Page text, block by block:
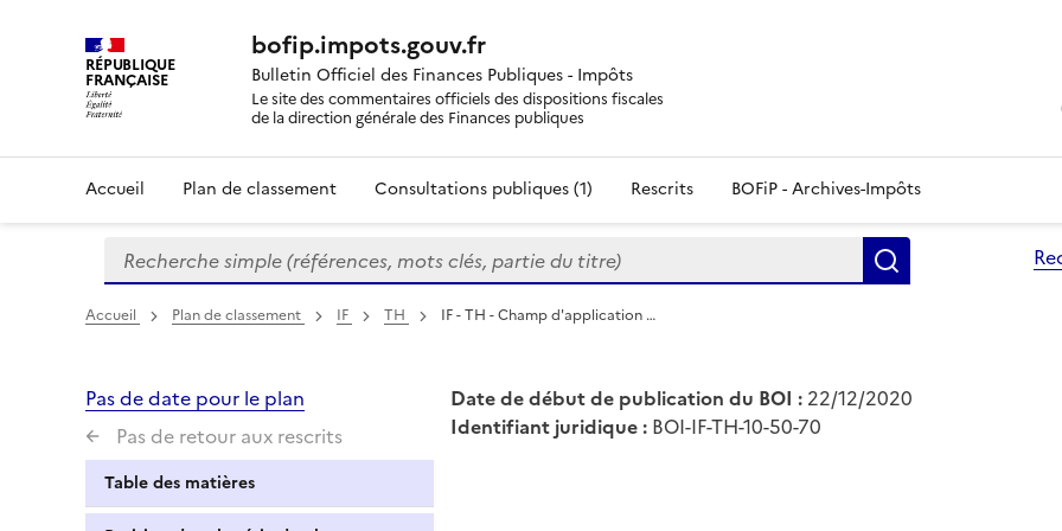
RÉPUBLIQUE
FRANÇAISE
bofip.impots.gouv.fr
Bulletin Officiel des Finances Publiques - Impôts
Le site des commentaires officiels des dispositions fiscales
de la direction générale des Finances publiques
Accueil Plan de classement Consultations publiques (1) Rescrits BOFiP - Archives-Impôts
Formulaire
de
recherche
Recherche simple (références, mots clés, partie du titre)
Accueil Plan de classement IF TH IF - TH - Champ d'application …
Pas de date pour le plan
Pas de retour aux rescrits
Table des matières
Date de début de publication du BOI : 22/12/2020
Identifiant juridique : BOI-IF-TH-10-50-70